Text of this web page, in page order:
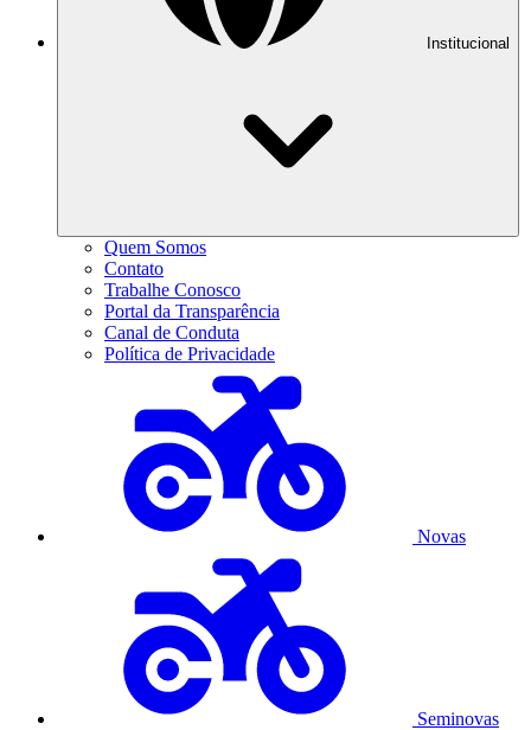
Institucional
Quem Somos
Contato
Trabalhe Conosco
Portal da Transparência
Canal de Conduta
Política de Privacidade
Novas
Seminovas